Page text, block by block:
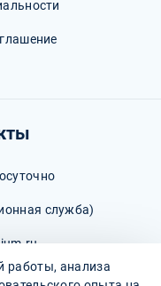
служба)
работы, анализа